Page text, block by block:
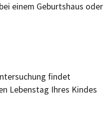
einem Geburtshaus oder
findet
Lebenstag Ihres Kindes